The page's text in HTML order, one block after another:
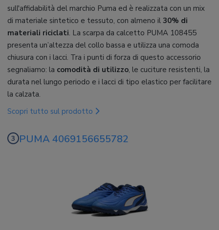
sull'affidabilità del marchio Puma ed è realizzata con un mix
di materiale sintetico e tessuto, con almeno il 30% di
materiali riciclati. La scarpa da calcetto PUMA 108455
presenta un’altezza del collo bassa e utilizza una comoda
chiusura con i lacci. Tra i punti di forza di questo accessorio
segnaliamo: la comodità di utilizzo, le cuciture resistenti, la
durata nel lungo periodo e i lacci di tipo elastico per facilitare
la calzata.
Scopri tutto sul prodotto
PUMA 4069156655782